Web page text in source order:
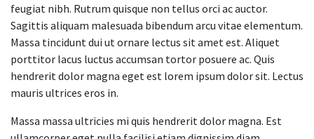
feugiat nibh. Rutrum quisque non tellus orci ac auctor.
Sagittis aliquam malesuada bibendum arcu vitae elementum.
Massa tincidunt dui ut ornare lectus sit amet est. Aliquet
porttitor lacus luctus accumsan tortor posuere ac. Quis
hendrerit dolor magna eget est lorem ipsum dolor sit. Lectus
mauris ultrices eros in.
Massa massa ultricies mi quis hendrerit dolor magna. Est